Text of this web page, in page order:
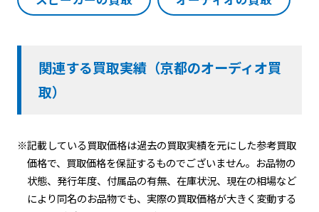
関連する買取実績（京都のオーディオ買
取）
※記載している買取価格は過去の買取実績を元にした参考買取
価格で、買取価格を保証するものでございません。お品物の
状態、発行年度、付属品の有無、在庫状況、現在の相場など
により同名のお品物でも、実際の買取価格が大きく変動する